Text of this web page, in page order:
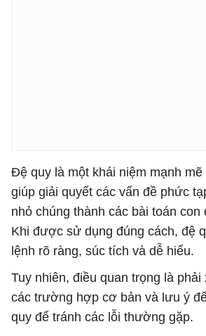
Đệ quy là một khái niệm mạnh mẽ
giúp giải quyết các vấn đề phức
nhỏ chúng thành các bài toán
Khi được sử dụng đúng cách, đệ
lệnh rõ ràng, súc tích và dễ hiểu.
Tuy nhiên, điều quan trọng là phải
các trường hợp cơ bản và lưu ý
quy để tránh các lỗi thường gặp.